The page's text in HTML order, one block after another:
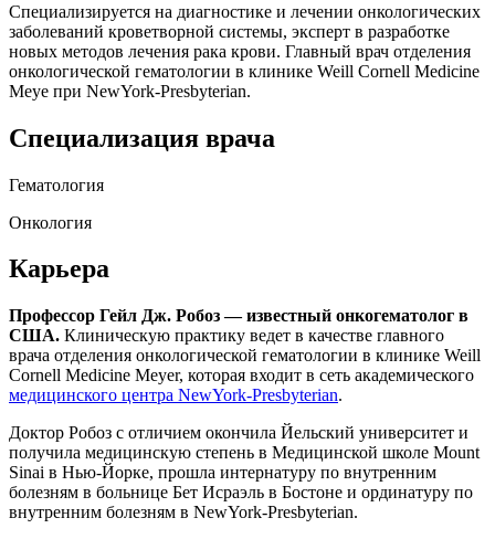
Специализируется на диагностике и лечении онкологических
заболеваний кроветворной системы, эксперт в разработке
новых методов лечения рака крови. Главный врач отделения
онкологической гематологии в клинике Weill Cornell Medicine
Meye при NewYork-Presbyterian.
Специализация врача
Гематология
Онкология
Карьера
Профессор Гейл Дж. Робоз — известный онкогематолог в
США. Клиническую практику ведет в качестве главного
врача отделения онкологической гематологии в клинике Weill
Cornell Medicine Meyer, которая входит в сеть академического
медицинского центра NewYork-Presbyterian.
Доктор Робоз с отличием окончила Йельский университет и
получила медицинскую степень в Медицинской школе Mount
Sinai в Нью-Йорке, прошла интернатуру по внутренним
болезням в больнице Бет Исраэль в Бостоне и ординатуру по
внутренним болезням в NewYork-Presbyterian.